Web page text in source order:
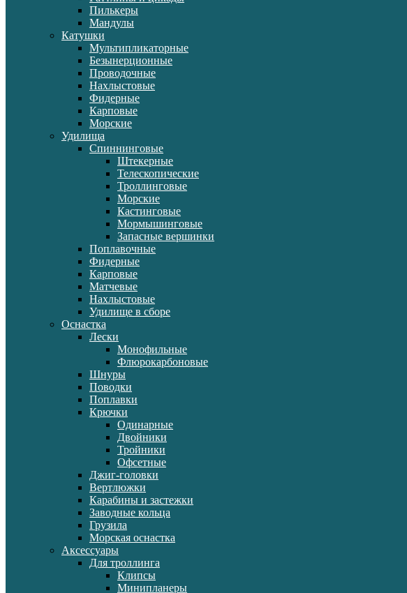
Пилькеры
Мандулы
Катушки
Мультипликаторные
Безынерционные
Проводочные
Нахлыстовые
Фидерные
Карповые
Морские
Удилища
Спиннинговые
Штекерные
Телескопические
Троллинговые
Морские
Кастинговые
Мормышинговые
Запасные вершинки
Поплавочные
Фидерные
Карповые
Матчевые
Нахлыстовые
Удилище в сборе
Оснастка
Лески
Монофильные
Флюрокарбоновые
Шнуры
Поводки
Поплавки
Крючки
Одинарные
Двойники
Тройники
Офсетные
Джиг-головки
Вертлюжки
Карабины и застежки
Заводные кольца
Грузила
Морская оснастка
Аксессуары
Для троллинга
Клипсы
Минипланеры